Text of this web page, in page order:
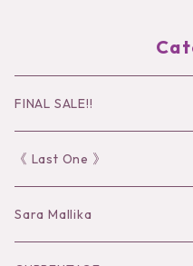
FINAL SALE!!
30％OFF
40％OFF
《 Last One 》
Sara Mallika